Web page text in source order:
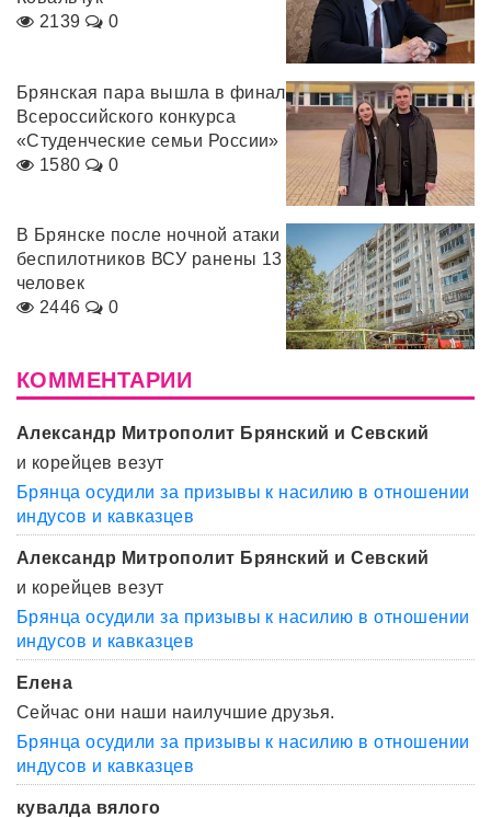
2139
0
Брянская пара вышла в финал
Всероссийского конкурса
«Студенческие семьи России»
1580
0
В Брянске после ночной атаки
беспилотников ВСУ ранены 13
человек
2446
0
КОММЕНТАРИИ
Александр Митрополит Брянский и Севский
и корейцев везут
Брянца осудили за призывы к насилию в отношении
индусов и кавказцев
Александр Митрополит Брянский и Севский
и корейцев везут
Брянца осудили за призывы к насилию в отношении
индусов и кавказцев
Елена
Сейчас они наши наилучшие друзья.
Брянца осудили за призывы к насилию в отношении
индусов и кавказцев
кувалда вялого